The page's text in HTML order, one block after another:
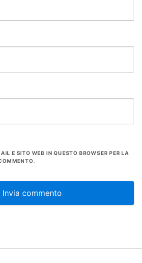
E SITO WEB IN QUESTO BROWSER PER LA